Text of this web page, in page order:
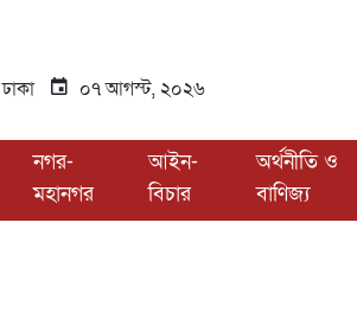
ঢাকা ০৭ আগস্ট, ২০২৬
নগর-
মহানগর
আইন-
বিচার
অর্থনীতি ও
বাণিজ্য